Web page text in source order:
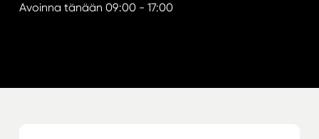
Avoinna tänään 09:00 - 17:00